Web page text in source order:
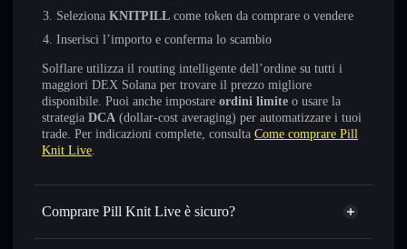
Seleziona KNITPILL come token da comprare o vendere
Inserisci l’importo e conferma lo scambio
Solflare utilizza il routing intelligente dell’ordine su tutti i
maggiori DEX Solana per trovare il prezzo migliore
disponibile. Puoi anche impostare ordini limite o usare la
strategia DCA (dollar-cost averaging) per automatizzare i tuoi
trade. Per indicazioni complete, consulta Come comprare Pill
Knit Live.
Comprare Pill Knit Live è sicuro?
Pill Knit Live non è verificato